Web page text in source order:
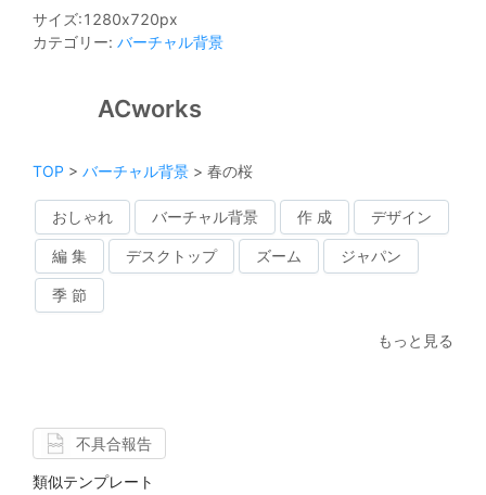
サイズ:1280x720px
カテゴリー: バーチャル背景
ACworks
TOP > バーチャル背景 > 春の桜
おしゃれ バーチャル背景 作 成 デザイン
編 集 デスクトップ ズーム ジャパン
季 節
もっと見る
不具合報告
類似テンプレート